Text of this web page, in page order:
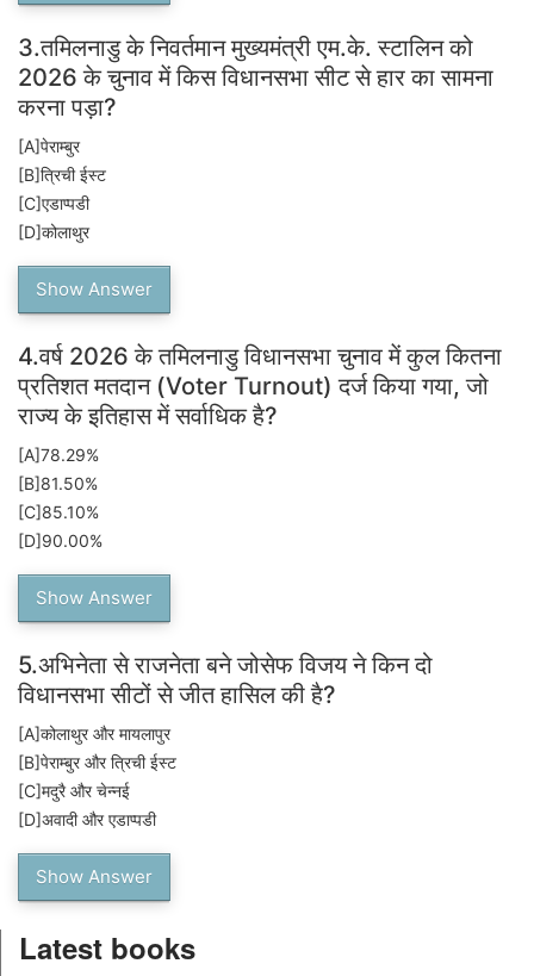
3.तमिलनाडु के निवर्तमान मुख्यमंत्री एम.के. स्टालिन को
2026 के चुनाव में किस विधानसभा सीट से हार का सामना
करना पड़ा?
[A]पेराम्बुर
[B]त्रिची ईस्ट
[C]एडाप्पडी
[D]कोलाथुर
Show Answer
4.वर्ष 2026 के तमिलनाडु विधानसभा चुनाव में कुल कितना
प्रतिशत मतदान (Voter Turnout) दर्ज किया गया, जो
राज्य के इतिहास में सर्वाधिक है?
[A]78.29%
[B]81.50%
[C]85.10%
[D]90.00%
Show Answer
5.अभिनेता से राजनेता बने जोसेफ विजय ने किन दो
विधानसभा सीटों से जीत हासिल की है?
[A]कोलाथुर और मायलापुर
[B]पेराम्बुर और त्रिची ईस्ट
[C]मदुरै और चेन्नई
[D]अवादी और एडाप्पडी
Show Answer
Latest books